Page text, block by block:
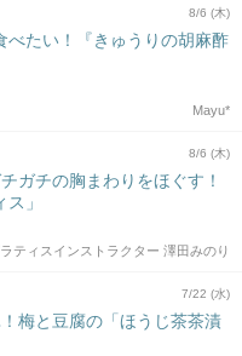
8/6 (木)
べたい！『きゅうりの胡麻酢
Mayu*
8/6 (木)
ガチの胸まわりをほぐす！
」
ラティスインストラクター 澤田みのり
7/22 (水)
梅と豆腐の「ほうじ茶茶漬